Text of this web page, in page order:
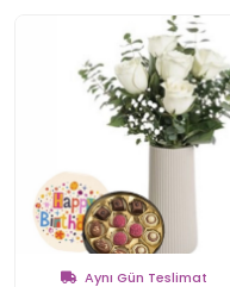
Aynı Gün Teslimat